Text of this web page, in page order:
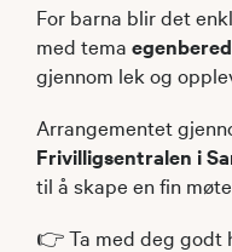
For barna blir det
med tema
gjennom lek og
Arrangementet
Frivilligsentralen i
til å skape en fin
👉 Ta med deg godt